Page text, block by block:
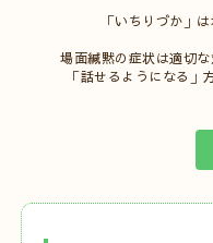
「いちりづか」
場面緘黙の症状は適切
「話せるようになる」